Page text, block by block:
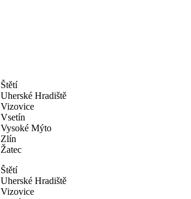
Štětí
Uherské Hradiště
Vizovice
Vsetín
Vysoké Mýto
Zlín
Žatec
Štětí
Uherské Hradiště
Vizovice